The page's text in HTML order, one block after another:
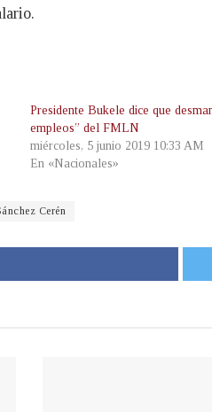
Presidente Bukele dice que
empleos” del FMLN
miércoles, 5 junio 2019 10:33 AM
En «Nacionales»
Cerén